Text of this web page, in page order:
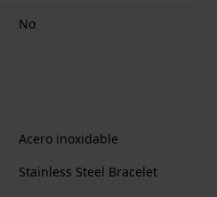
No
Acero inoxidable
Stainless Steel Bracelet